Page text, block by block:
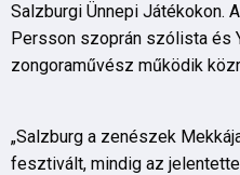
Salzburgi Ünnepi Játékokon.
Persson szoprán szólista és
zongoraművész működik
„Salzburg a zenészek
fesztivált, mindig az